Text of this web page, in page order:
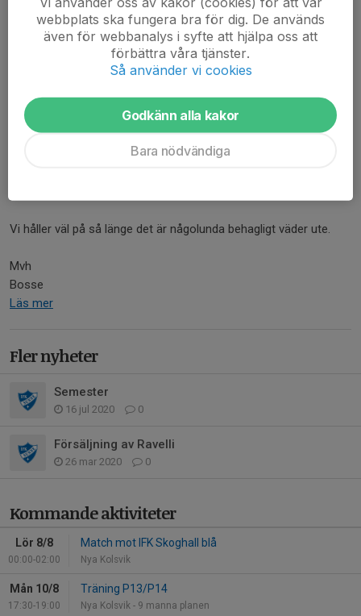
Samling 17:30 på Prästbols IP
Detta gäller P8
Fortsatt träning
24 aug 2020
0 kommentarer
Hej vi kör på som vanligt ifall någon har missat detta på
Vi håller väl på så länge det är någolunda behagligt väder ute.
Mvh
Bosse
Läs mer
Fler nyheter
Semester
16 jul 2020 0
Försäljning av Ravelli
26 mar 2020 0
Kommande aktiviteter
Lör 8/8
00:00-02:00
Match mot IFK Skoghall blå
Nya Kolsvik
Mån 10/8
17:30-19:00
Träning P13/P14
Nya Kolsvik - 9 manna planen
webbplats ska fungera bra för dig. De används
även för webbanalys i syfte att hjälpa oss att
förbättra våra tjänster.
Så använder vi cookies
Godkänn alla kakor
Bara nödvändiga